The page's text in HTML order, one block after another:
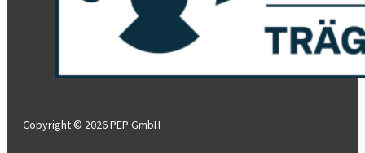
Copyright © 2026 PEP GmbH